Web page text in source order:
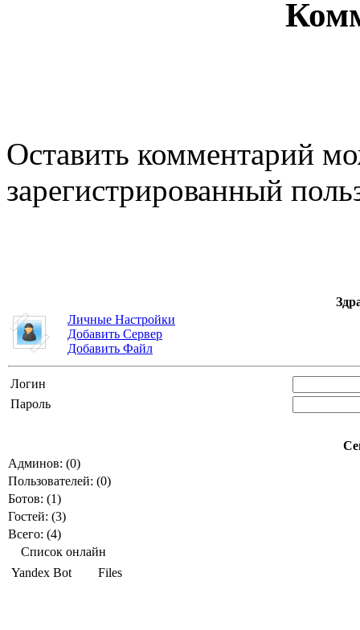
Оставить комментарий
зарегистрированный
Личные Настройки
Добавить Сервер
Добавить Файл
Логин
Пароль
Админов: (0)
Пользователей: (0)
Ботов: (1)
Гостей: (3)
Всего: (4)
Список онлайн
Yandex Bot
Files